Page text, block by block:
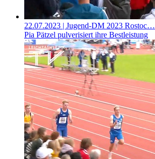
22.07.2023 | Jugend-DM 2023 Rostoc…
Pia Pätzel pulverisiert ihre Bestleistung